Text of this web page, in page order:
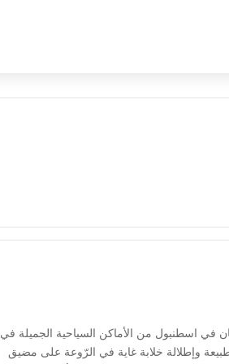
في اسطنبول من الأماكن السياحية الجميلة في
وإطلالة خلابة غاية في الرّوعة على مضيق